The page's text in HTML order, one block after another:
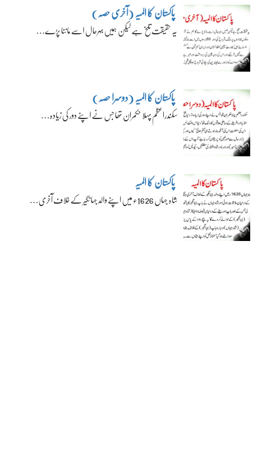
پاکستان کا المیہ (آخری حصہ)
یہ حقیقت تلخ ہے لیکن ہمیں بہرحال اسے ماننا پڑے…
پاکستان کا المیہ (دوسرا حصہ)
سکندراعظم پہلا حکمران تھا جس نے اپنے دور کی زیادہ…
پاکستان کا المیہ
شاہ جہاں 1626ء میں اپنے والد جہانگیر کے خلاف آخری…